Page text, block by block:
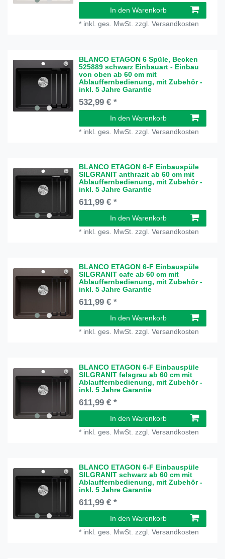
In den Warenkorb
* inkl. ges. MwSt. zzgl.Versandkosten
BLANCO ETAGON 6 Spüle, Becken
525889 schwarz Einbauart - Einbau
von oben ab 60 cm mit
Ablauffernbedienung, mit Zubehör -
inkl. 5 Jahre Garantie
532,99 € *
In den Warenkorb
* inkl. ges. MwSt. zzgl.Versandkosten
BLANCO ETAGON 6-F Einbauspüle
SILGRANIT anthrazit ab 60 cm mit
Ablauffernbedienung, mit Zubehör -
inkl. 5 Jahre Garantie
611,99 € *
In den Warenkorb
* inkl. ges. MwSt. zzgl.Versandkosten
BLANCO ETAGON 6-F Einbauspüle
SILGRANIT cafe ab 60 cm mit
Ablauffernbedienung, mit Zubehör -
inkl. 5 Jahre Garantie
611,99 € *
In den Warenkorb
* inkl. ges. MwSt. zzgl.Versandkosten
BLANCO ETAGON 6-F Einbauspüle
SILGRANIT felsgrau ab 60 cm mit
Ablauffernbedienung, mit Zubehör -
inkl. 5 Jahre Garantie
611,99 € *
In den Warenkorb
* inkl. ges. MwSt. zzgl.Versandkosten
BLANCO ETAGON 6-F Einbauspüle
SILGRANIT schwarz ab 60 cm mit
Ablauffernbedienung, mit Zubehör -
inkl. 5 Jahre Garantie
611,99 € *
In den Warenkorb
* inkl. ges. MwSt. zzgl.Versandkosten